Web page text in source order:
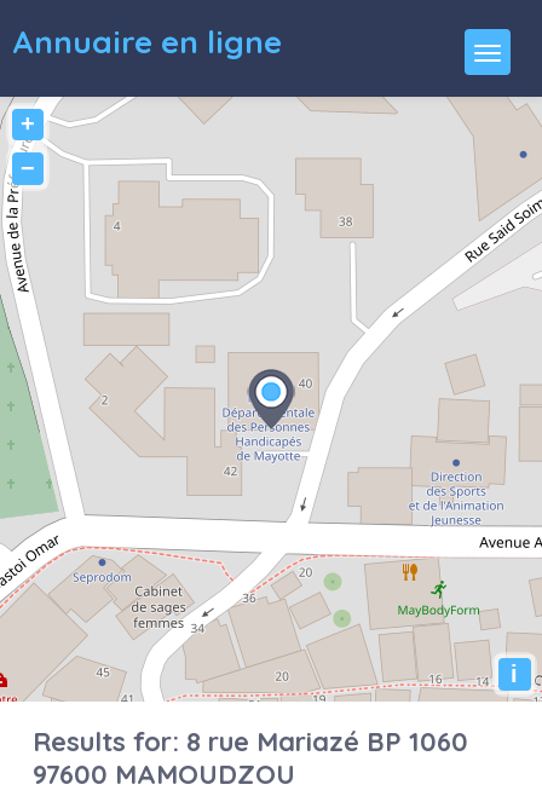
Annuaire en ligne
+
−
i
Results for: 8 rue Mariazé BP 1060
97600 MAMOUDZOU